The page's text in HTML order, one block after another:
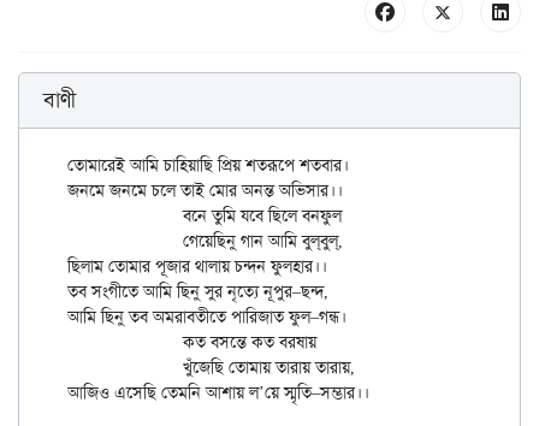
বাণী
তোমারেই আমি চাহিয়াছি প্রিয় শতরূপে শতবার।
জনমে জনমে চলে তাই মোর অনন্ত অভিসার।।
		বনে তুমি যবে ছিলে বনফুল
ছিলাম তোমার পূজার থালায় চন্দন ফুলহার।।
তব সংগীতে আমি ছিনু সুর নৃত্যে নূপুর–ছন্দ,
আমি ছিনু তব অমরাবতীতে পারিজাত ফুল–গন্ধ।
		কত বসন্তে কত বরষায়